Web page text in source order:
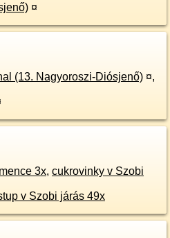
¤
(13. Nagyoroszi-Diósjenő) ¤,
3x, cukrovinky v Szobi
v Szobi járás 49x